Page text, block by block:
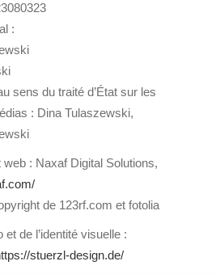
:
sens du traité d’État sur les
: Dina Tulaszewski,
: Naxaf Digital Solutions,
de 123rf.com et fotolia
et de l’identité visuelle :
stuerzl-design.de/